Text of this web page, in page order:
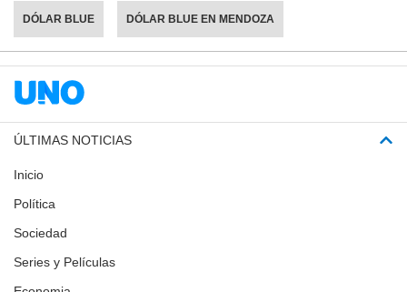
DÓLAR BLUE DÓLAR BLUE EN MENDOZA
ÚLTIMAS NOTICIAS
Inicio
Política
Sociedad
Series y Películas